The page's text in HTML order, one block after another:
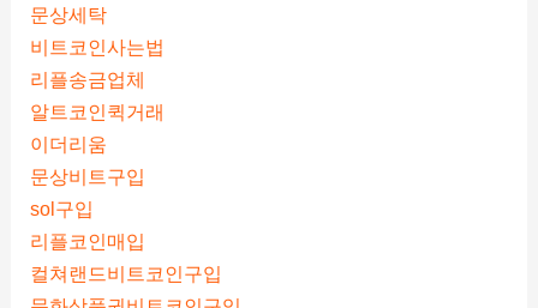
문상세탁
비트코인사는법
리플송금업체
알트코인퀵거래
이더리움
문상비트구입
sol구입
리플코인매입
컬쳐랜드비트코인구입